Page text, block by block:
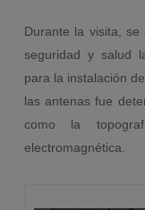
Durante la visita, se
seguridad y salud
para la instalación
las antenas fue
como la
electromagnética.